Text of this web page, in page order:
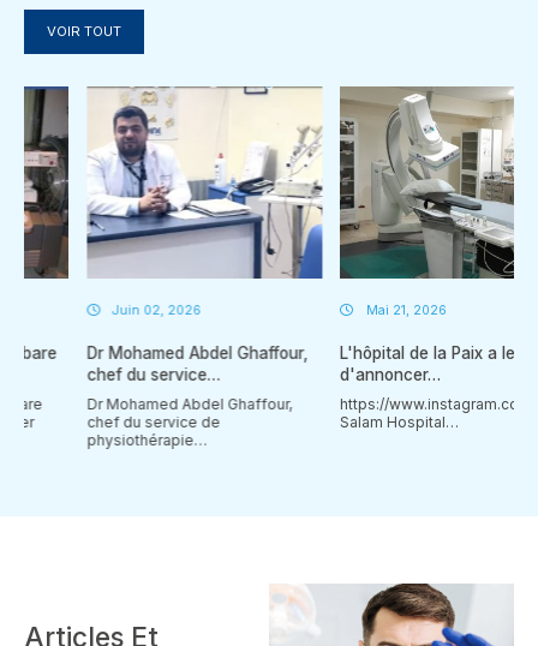
VOIR TOUT
Juin 02, 2026
Dr Mohamed Abdel Ghaffour,
chef du service…
Dr Mohamed Abdel Ghaffour,
chef du service de
physiothérapie…
Mai 21, 2026
L'hôpital de la Paix a le plaisir
d'annoncer…
https://www.instagram.com/reel/
Salam Hospital…
Articles Et